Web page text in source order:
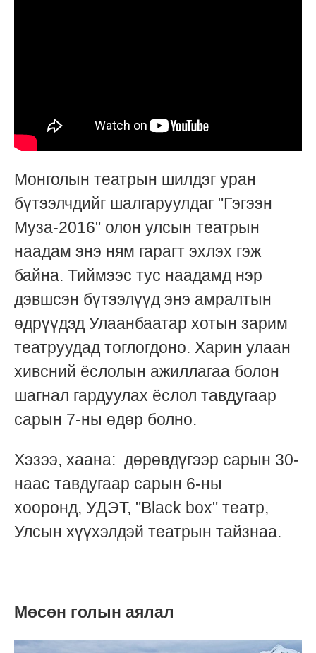
Монголын театрын шилдэг уран
бүтээлчдийг шалгаруулдаг "Гэгээн
Муза-2016" олон улсын театрын
наадам энэ ням гарагт эхлэх гэж
байна. Тиймээс тус наадамд нэр
дэвшсэн бүтээлүүд энэ амралтын
өдрүүдэд Улаанбаатар хотын зарим
театруудад тоглогдоно. Харин улаан
хивсний ёслолын ажиллагаа болон
шагнал гардуулах ёслол тавдугаар
сарын 7-ны өдөр болно.
Хэзээ, хаана: дөрөвдүгээр сарын 30-
наас тавдугаар сарын 6-ны
хооронд, УДЭТ, "Black box" театр,
Улсын хүүхэлдэй театрын тайзнаа.
Мөсөн голын аялал